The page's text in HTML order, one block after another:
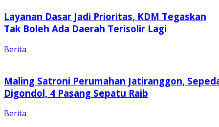
Layanan Dasar Jadi Prioritas, KDM Tegaskan
Tak Boleh Ada Daerah Terisolir Lagi
Berita
Maling Satroni Perumahan Jatiranggon,
Digondol, 4 Pasang Sepatu Raib
Berita